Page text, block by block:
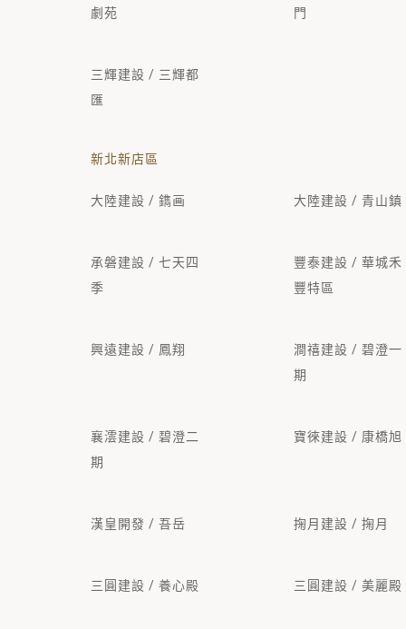
劇苑
門
三輝建設 / 三輝都
匯
新北新店區
大陸建設 / 鐫画 大陸建設 / 青山鎮
承磐建設 / 七天四
季
豐泰建設 / 華城禾
豐特區
興遠建設 / 鳳翔
澗禧建設 / 碧澄一
期
襄澐建設 / 碧澄二
期
寶徠建設 / 康橋旭
漢皇開發 / 吾岳 掬月建設 / 掬月
三圓建設 / 養心殿 三圓建設 / 美麗殿